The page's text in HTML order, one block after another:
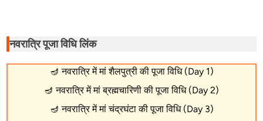
नवरात्रि पूजा विधि लिंक
🪔 नवरात्रि में मां शैलपुत्री की पूजा विधि (Day 1)
🪔 नवरात्रि में मां ब्रह्मचारिणी की पूजा विधि (Day 2)
🪔 नवरात्रि में मां चंद्रघंटा की पूजा विधि (Day 3)